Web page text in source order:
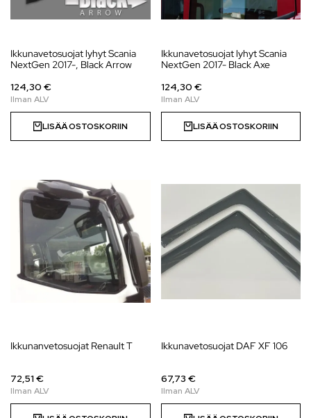
Ikkunavetosuojat lyhyt Scania
NextGen 2017-, Black Arrow
124,30 €
LISÄÄ OSTOSKORIIN
Ikkunavetosuojat lyhyt Scania
NextGen 2017- Black Axe
124,30 €
LISÄÄ OSTOSKORIIN
Ikkunanvetosuojat Renault T
72,51 €
Ikkunavetosuojat DAF XF 106
67,73 €